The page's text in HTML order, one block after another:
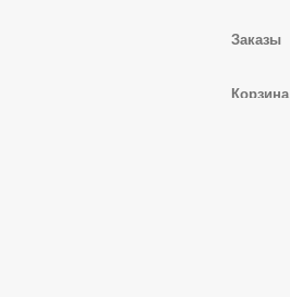
Заказы
Корзина